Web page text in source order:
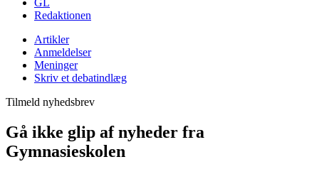
GL
Redaktionen
Artikler
Anmeldelser
Meninger
Skriv et debatindlæg
Tilmeld nyhedsbrev
Gå ikke glip af nyheder fra
Gymnasieskolen